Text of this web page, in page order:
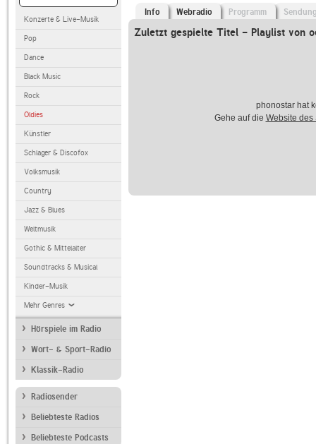
Konzerte & Live-Musik
Pop
Dance
Black Music
Rock
Oldies
Künstler
Schlager & Discofox
Volksmusik
Country
Jazz & Blues
Weltmusik
Gothic & Mittelalter
Soundtracks & Musical
Kinder-Musik
Mehr Genres
Hörspiele im Radio
Wort- & Sport-Radio
Klassik-Radio
Radiosender
Beliebteste Radios
Beliebteste Podcasts
Info Webradio Programm
Zuletzt gespielte Titel - Playlist von
phonostar hat
Gehe auf die Website des